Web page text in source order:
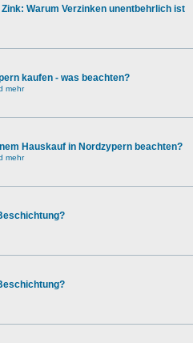
Warum Verzinken unentbehrlich ist
kaufen - was beachten?
mehr
Hauskauf in Nordzypern beachten?
mehr